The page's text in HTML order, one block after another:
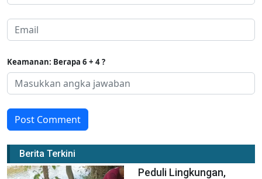
Keamanan: Berapa 6 + 4 ?
Post Comment
Berita Terkini
Peduli Lingkungan,